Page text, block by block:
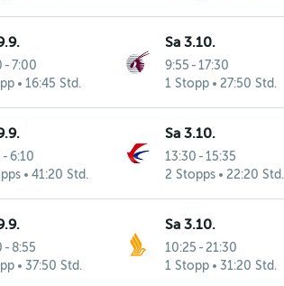
- 7:00
16:45 Std.
Sa 3.10.
9:55 - 17:30
1 Stopp
27:50 Std.
- 6:10
41:20 Std.
Sa 3.10.
13:30 - 15:35
2 Stopps
22:20 Std.
- 8:55
37:50 Std.
Sa 3.10.
10:25 - 21:30
1 Stopp
31:20 Std.